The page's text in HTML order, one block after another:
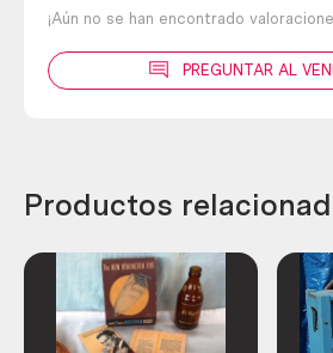
¡Aún no se han encontrado
PREGUNTAR AL
Productos